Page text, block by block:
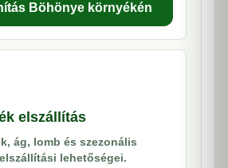
Böhönye környékén
elszállítás
ág, lomb és szezonális
lehetőségei.